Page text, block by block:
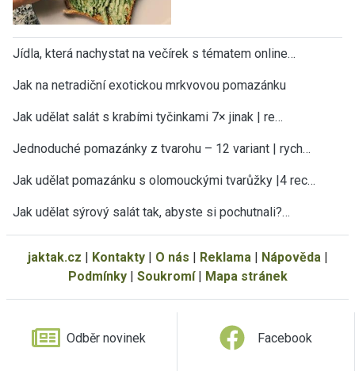
Jídla, která nachystat na večírek s tématem online…
Jak na netradiční exotickou mrkvovou pomazánku
Jak udělat salát s krabími tyčinkami 7× jinak | re…
Jednoduché pomazánky z tvarohu – 12 variant | rych…
Jak udělat pomazánku s olomouckými tvarůžky |4 rec…
Jak udělat sýrový salát tak, abyste si pochutnali?…
jaktak.cz | Kontakty| O nás | Reklama| Nápověda|
Podmínky| Soukromí| Mapa stránek
Odběr novinek Facebook